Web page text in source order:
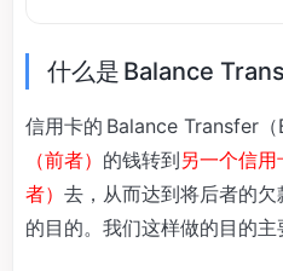
什么是 Balance
信用卡的 Balance Transfer
（前者） 的钱转到另一个信
者） 去，从而达到将后者的
的目的。我们这样做的目的主